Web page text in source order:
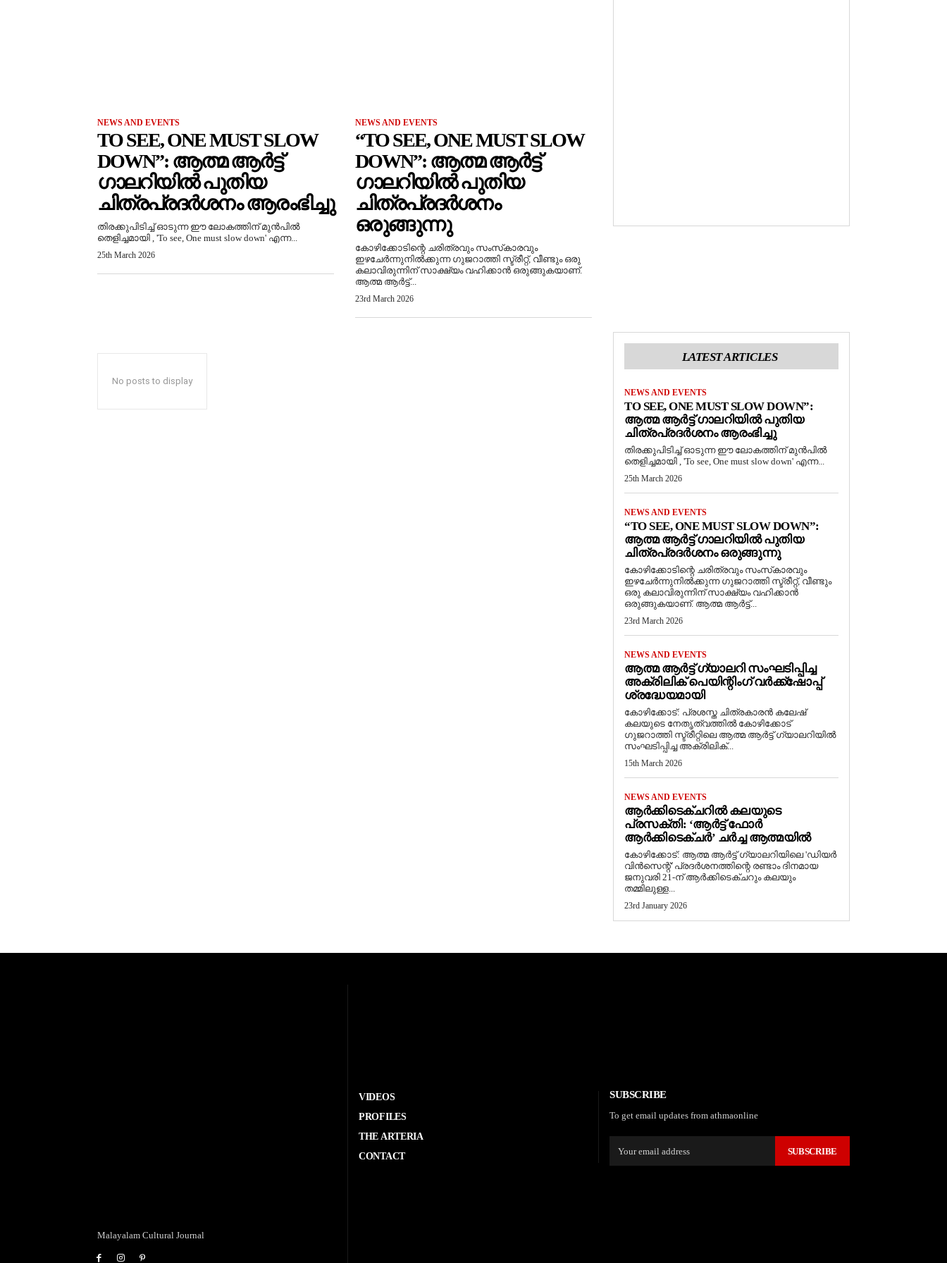
NEWS AND EVENTS
TO SEE, ONE MUST SLOW
DOWN”: ആത്മ ആർട്ട്
ഗാലറിയിൽ പുതിയ
ചിത്രപ്രദർശനം ആരംഭിച്ചു
തിരക്കുപിടിച്ച് ഓടുന്ന ഈ ലോകത്തിന് മുൻപിൽ
തെളിച്ചമായി , 'To see, One must slow down' എന്ന...
25th March 2026
NEWS AND EVENTS
“TO SEE, ONE MUST SLOW
DOWN”: ആത്മ ആർട്ട്
ഗാലറിയിൽ പുതിയ
ചിത്രപ്രദർശനം
ഒരുങ്ങുന്നു
കോഴിക്കോടിന്റെ ചരിത്രവും സംസ്‌കാരവും
ഇഴചേർന്നുനിൽക്കുന്ന ഗുജറാത്തി സ്ട്രീറ്റ്, വീണ്ടും ഒരു
കലാവിരുന്നിന് സാക്ഷ്യം വഹിക്കാൻ ഒരുങ്ങുകയാണ്.
ആത്മ ആർട്ട്...
23rd March 2026
No posts to display
LATEST ARTICLES
NEWS AND EVENTS
TO SEE, ONE MUST SLOW DOWN”:
ആത്മ ആർട്ട് ഗാലറിയിൽ പുതിയ
ചിത്രപ്രദർശനം ആരംഭിച്ചു
തിരക്കുപിടിച്ച് ഓടുന്ന ഈ ലോകത്തിന് മുൻപിൽ
തെളിച്ചമായി , 'To see, One must slow down' എന്ന...
25th March 2026
NEWS AND EVENTS
“TO SEE, ONE MUST SLOW DOWN”:
ആത്മ ആർട്ട് ഗാലറിയിൽ പുതിയ
ചിത്രപ്രദർശനം ഒരുങ്ങുന്നു
കോഴിക്കോടിന്റെ ചരിത്രവും സംസ്‌കാരവും
ഇഴചേർന്നുനിൽക്കുന്ന ഗുജറാത്തി സ്ട്രീറ്റ്, വീണ്ടും
ഒരു കലാവിരുന്നിന് സാക്ഷ്യം വഹിക്കാൻ
ഒരുങ്ങുകയാണ്. ആത്മ ആർട്ട്...
23rd March 2026
NEWS AND EVENTS
ആത്മ ആർട്ട് ഗ്യാലറി സംഘടിപ്പിച്ച
അക്രിലിക് പെയിന്റിംഗ് വർക്ക്‌ഷോപ്പ്
ശ്രദ്ധേയമായി
കോഴിക്കോട്: പ്രശസ്ത ചിത്രകാരൻ കലേഷ്
കലയുടെ നേതൃത്വത്തിൽ കോഴിക്കോട്
ഗുജറാത്തി സ്ട്രീറ്റിലെ ആത്മ ആർട്ട് ഗ്യാലറിയിൽ
സംഘടിപ്പിച്ച അക്രിലിക്...
15th March 2026
NEWS AND EVENTS
ആർക്കിടെക്ചറിൽ കലയുടെ
പ്രസക്തി: ‘ആർട്ട് ഫോർ
ആർക്കിടെക്ചർ’ ചർച്ച ആത്മയിൽ
​കോഴിക്കോട്: ആത്മ ആർട്ട് ഗ്യാലറിയിലെ 'ഡിയർ
വിൻസെന്റ്' പ്രദർശനത്തിന്റെ രണ്ടാം ദിനമായ
ജനുവരി 21-ന് ആർക്കിടെക്ചറും കലയും
തമ്മിലുള്ള...
23rd January 2026
Malayalam Cultural Journal
VIDEOS
PROFILES
THE ARTERIA
CONTACT
SUBSCRIBE
To get email updates from athmaonline
SUBSCRIBE